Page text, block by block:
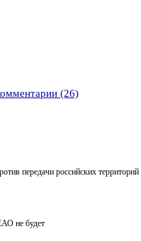
(26)
передачи российских
не будет